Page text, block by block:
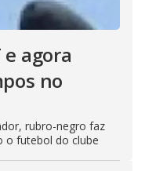
agora
no
rubro-negro faz
o futebol do clube